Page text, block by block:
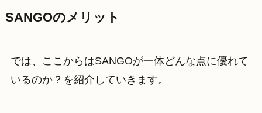
SANGOのメリット
では、ここからはSANGOが一体どんな点に優れて
いるのか？を紹介していきます。